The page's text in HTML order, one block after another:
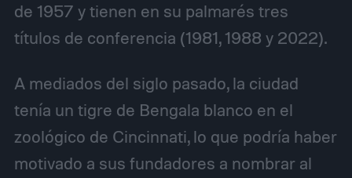
de 1957 y tienen en su palmarés tres
títulos de conferencia (1981, 1988 y 2022).
A mediados del siglo pasado, la ciudad
tenía un tigre de Bengala blanco en el
zoológico de Cincinnati, lo que podría haber
motivado a sus fundadores a nombrar al